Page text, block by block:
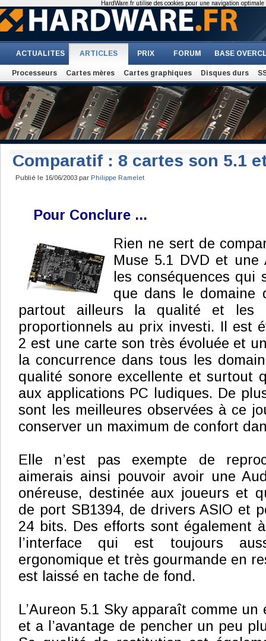
ACTUALITES ARTICLES PRIX FORUM BASE
Processeurs Cartes mères Cartes graphiques Disques durs
Comparatif : 8 cartes son 5.1
Publié le 16/06/2003 par Philippe Ramelet
Pour Conclure ...
Rien ne sert de
Muse 5.1 DVD et
les conséquences qui
que dans le domaine
partout ailleurs la qualité et les
proportionnels au prix investi. Il est
2 est une carte son très évoluée et
la concurrence dans tous les
qualité sonore excellente et surtout
aux applications PC ludiques. De
sont les meilleures observées à ce
conserver un maximum de confort
Elle n’est pas exempte de
aimerais ainsi pouvoir avoir une
onéreuse, destinée aux joueurs et
de port SB1394, de drivers ASIO et
24 bits. Des efforts sont également
l’interface qui est toujours
ergonomique et très gourmande en
est laissé en tache de fond.
L’Aureon 5.1 Sky apparaît comme
et a l’avantage de pencher un peu
HardWare.fr utilise des cookies pour une navigation